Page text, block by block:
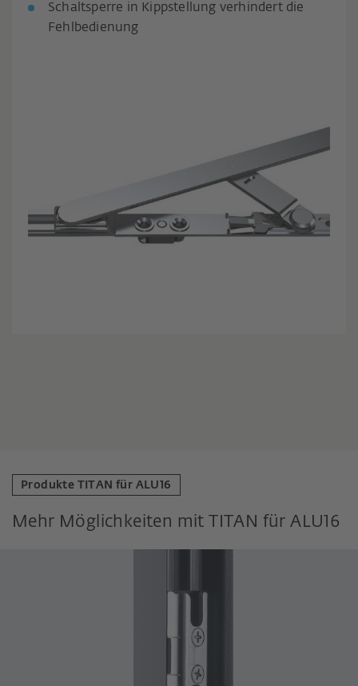
Schaltsperre in Kippstellung verhindert die
Fehlbedienung
Produkte TITAN für ALU16
Mehr Möglichkeiten mit TITAN für ALU16